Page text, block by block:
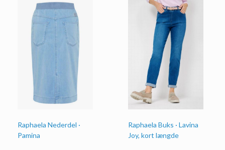
Raphaela Nederdel ·
Pamina
Raphaela Buks · Lavina
Joy, kort længde